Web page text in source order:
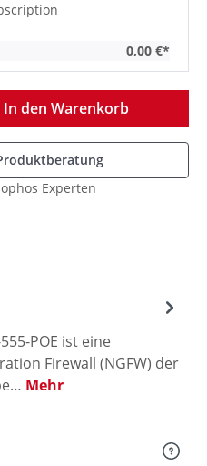
0,00 €*
den gewünschten
In den Warenkorb
Experten
POE ist eine
Firewall (NGFW) der
Mehr